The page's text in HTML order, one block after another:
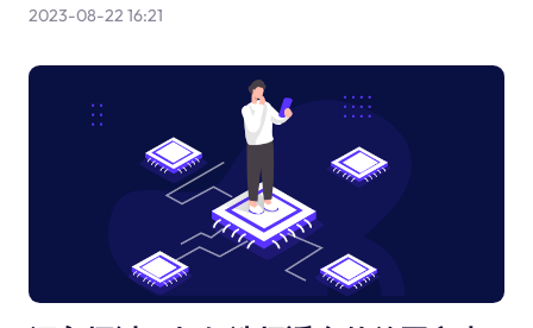
2023-08-22 16:21